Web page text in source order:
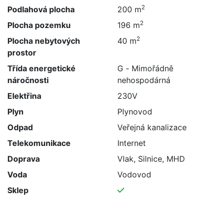
Podlahová plocha 200 m2
Plocha pozemku 196 m2
Plocha nebytových
prostor
40 m2
Třída energetické
náročnosti
G - Mimořádně
nehospodárná
Elektřina
230V
Plyn
Plynovod
Odpad
Veřejná kanalizace
Telekomunikace
Internet
Doprava
Vlak, Silnice, MHD
Voda
Vodovod
Sklep